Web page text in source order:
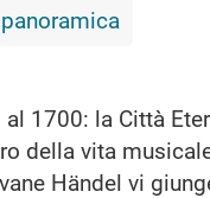
1700: la Città
della vita
Händel vi